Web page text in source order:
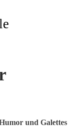
und Galettes